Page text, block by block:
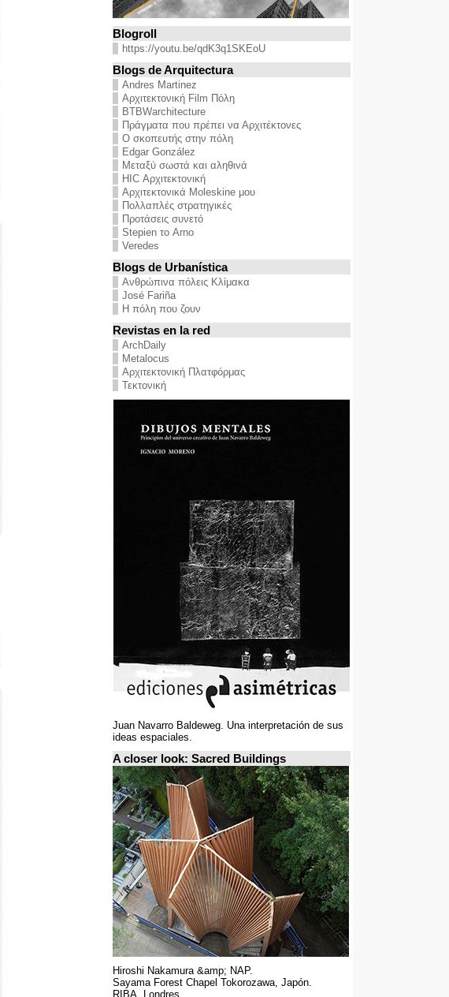
Blogroll
https://youtu.be/qdK3q1SKEoU
Blogs de Arquitectura
Andres Martinez
Αρχιτεκτονική Film Πόλη
BTBWarchitecture
Πράγματα που πρέπει να Αρχιτέκτονες
Ο σκοπευτής στην πόλη
Edgar González
Μεταξύ σωστά και αληθινά
HIC Αρχιτεκτονική
Αρχιτεκτονικά Moleskine μου
Πολλαπλές στρατηγικές
Προτάσεις συνετό
Stepien το Arno
Veredes
Blogs de Urbanística
Ανθρώπινα πόλεις Κλίμακα
José Fariña
Η πόλη που ζουν
Revistas en la red
ArchDaily
Metalocus
Αρχιτεκτονική Πλατφόρμας
Τεκτονική
Juan Navarro Baldeweg. Una interpretación de sus
ideas espaciales.
A closer look: Sacred Buildings
Hiroshi Nakamura &amp; NAP.
Sayama Forest Chapel Tokorozawa, Japón.
RIBA, Londres.